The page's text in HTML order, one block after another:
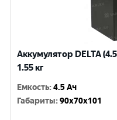
Аккумулятор DELTA
1.55 кг
Емкость:4.5 Ач
Габариты:90x70x101